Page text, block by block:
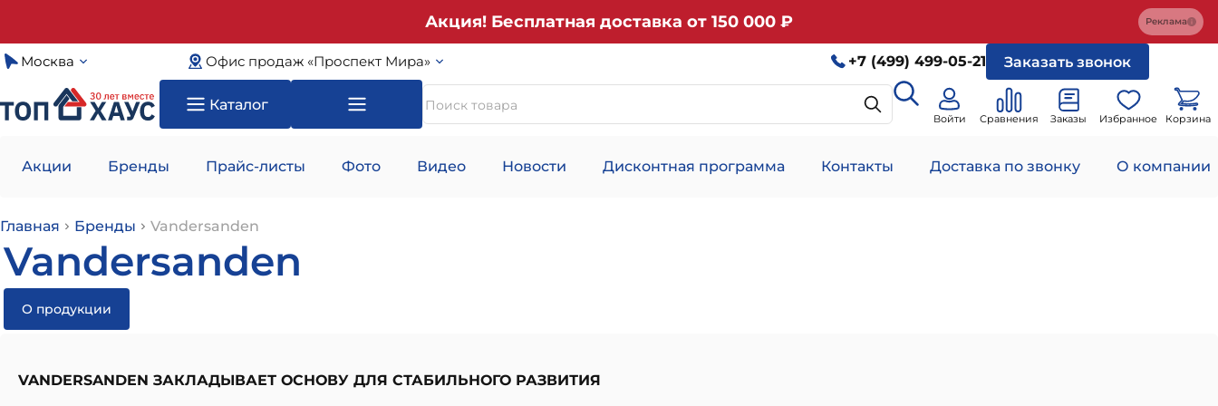
Акция! Бесплатная доставка от 150 000 ₽ Реклама
Москва Офис продаж «Проспект Мира» +7 (499) 499-05-21 Заказать звонок
Каталог
Войти Сравнения Заказы Избранное Корзина
Акции Бренды Прайс-листы Фото Видео Новости Дисконтная программа Контакты Доставка по звонку О компании
Главная Бренды Vandersanden
Vandersanden
О продукции
VANDERSANDEN ЗАКЛАДЫВАЕТ ОСНОВУ ДЛЯ СТАБИЛЬНОГО РАЗВИТИЯ